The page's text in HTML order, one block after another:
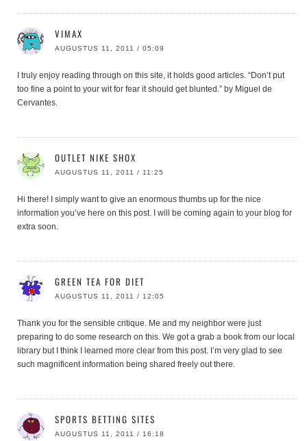
VIMAX
AUGUSTUS 11, 2011 / 05:09
I truly enjoy reading through on this site, it holds good articles. “Don’t put
too fine a point to your wit for fear it should get blunted.” by Miguel de
Cervantes.
OUTLET NIKE SHOX
AUGUSTUS 11, 2011 / 11:25
Hi there! I simply want to give an enormous thumbs up for the nice
information you’ve here on this post. I will be coming again to your blog for
extra soon.
GREEN TEA FOR DIET
AUGUSTUS 11, 2011 / 12:05
Thank you for the sensible critique. Me and my neighbor were just
preparing to do some research on this. We got a grab a book from our local
library but I think I learned more clear from this post. I’m very glad to see
such magnificent information being shared freely out there.
SPORTS BETTING SITES
AUGUSTUS 11, 2011 / 16:18